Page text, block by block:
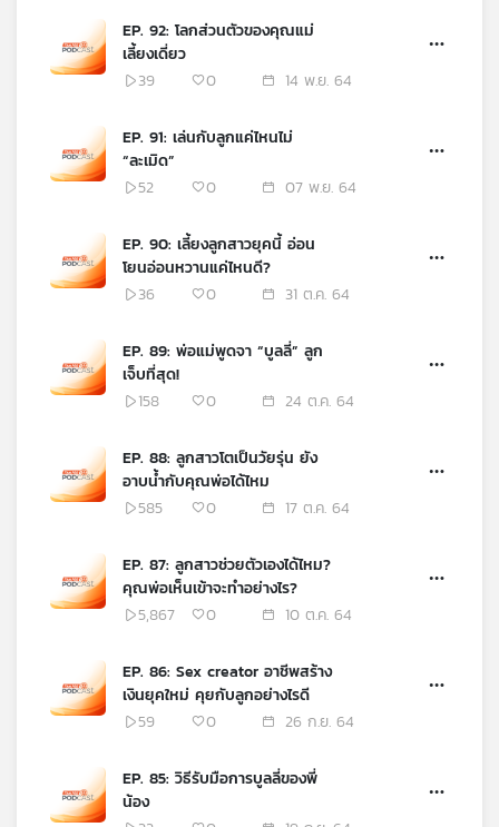
แผนที่
EP. 92: โลกส่วนตัวของคุณแม่
เลี้ยงเดี่ยว
39
0 14 พ.ย. 64
EP. 91: เล่นกับลูกแค่ไหนไม่
“ละเมิด”
52
0 07 พ.ย. 64
EP. 90: เลี้ยงลูกสาวยุคนี้ อ่อน
โยนอ่อนหวานแค่ไหนดี?
36
0 31 ต.ค. 64
EP. 89: พ่อแม่พูดจา “บูลลี่” ลูก
เจ็บที่สุด!
158
0 24 ต.ค. 64
EP. 88: ลูกสาวโตเป็นวัยรุ่น ยัง
อาบน้ำกับคุณพ่อได้ไหม
585
0 17 ต.ค. 64
EP. 87: ลูกสาวช่วยตัวเองได้ไหม?
คุณพ่อเห็นเข้าจะทำอย่างไร?
5,867
0 10 ต.ค. 64
EP. 86: Sex creator อาชีพสร้าง
เงินยุคใหม่ คุยกับลูกอย่างไรดี
59
0 26 ก.ย. 64
EP. 85: วิธีรับมือการบูลลี่ของพี่
น้อง